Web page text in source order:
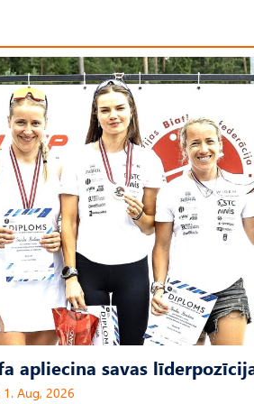
apliecina savas
1. Aug, 2026